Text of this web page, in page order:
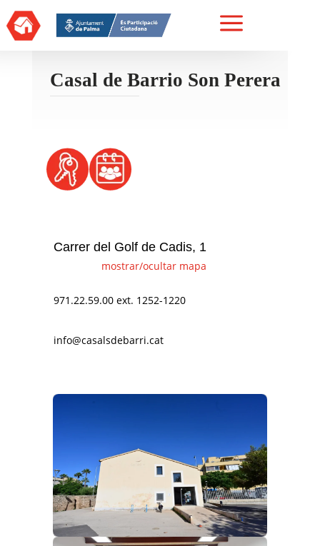
a
Casal de Barrio Son Perera
Carrer del Golf de Cadis, 1
mostrar/ocultar mapa
971.22.59.00 ext. 1252-1220
info@casalsdebarri.cat